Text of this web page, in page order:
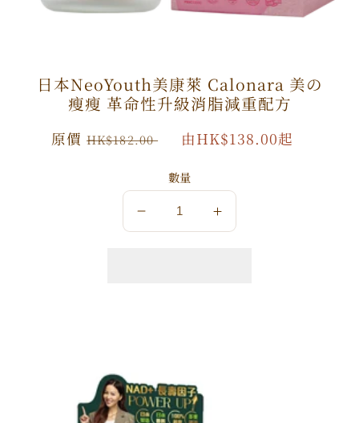
日本NeoYouth美康萊 Calonara 美の
瘦瘦 革命性升級消脂減重配方
原
原價HK$182.00 由HK$138.00起
數量